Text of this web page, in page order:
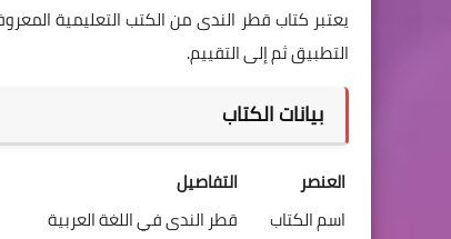
يعتبر كتاب قطر الندى من الكتب التعليمية
التطبيق ثم إلى التقييم.
بيانات الكتاب
العنصر
التفاصيل
اسم الكتاب
قطر الندى في اللغة العربية